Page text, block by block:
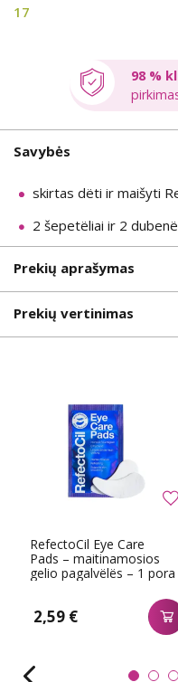
17
98 %
Savybės
skirtas dëti ir maišyti
2 šepetëliai ir 2
Prekių aprašymas
Prekių vertinimas
RefectoCil Eye Care
Pads – maitinamosios
gelio pagalvëlës – 1 pora
2,59 €